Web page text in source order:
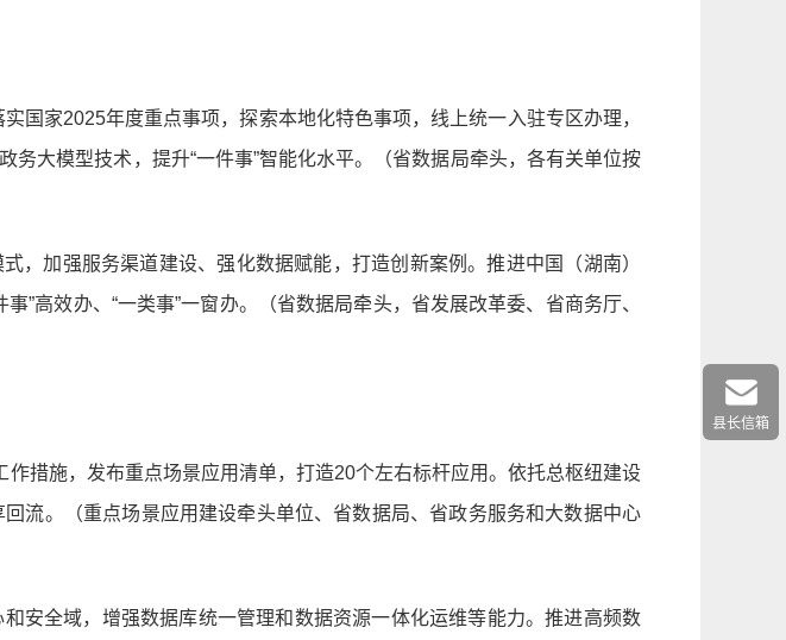
国家2025年度重点事项，探索本地化特色事项，线上统一入驻专区办理，
务大模型技术，提升“一件事”智能化水平。（省数据局牵头，各有关单位按
，加强服务渠道建设、强化数据赋能，打造创新案例。推进中国（湖南）
”高效办、“一类事”一窗办。（省数据局牵头，省发展改革委、省商务厅、
措施，发布重点场景应用清单，打造20个左右标杆应用。依托总枢纽建设
流。（重点场景应用建设牵头单位、省数据局、省政务服务和大数据中心
安全域，增强数据库统一管理和数据资源一体化运维等能力。推进高频数
县长信箱